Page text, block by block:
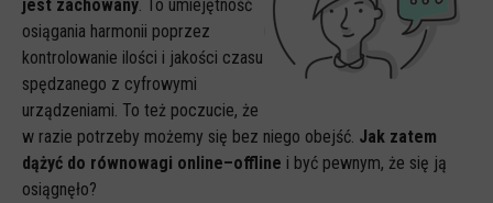
jest zachowany . To umiejętność
osiągania harmonii poprzez
kontrolowanie ilości i jakości czasu
spędzanego z cyfrowymi
urządzeniami. To też poczucie, że
w razie potrzeby możemy się bez niego obejść. Jak zatem
dążyć do równowagi online–offline i być pewnym, że się ją
osiągnęło?